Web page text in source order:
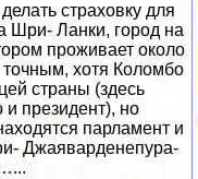
страховку для
Шри- Ланки, город на
проживает около
хотя Коломбо
страны (здесь
и президент), но
парламент и
Джаяварденепура-